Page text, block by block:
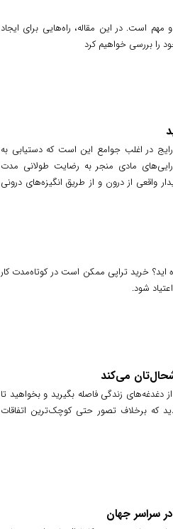
است. در این مقاله، راه‌هایی برای ایجاد
را بررسی خواهیم کرد
در اغلب جوامع این است که دستیابی به
مادی منجر به رضایت طولانی مدت
واقعی از درون و از طریق انگیزه‌های درونی
اید؟ خرید تراپی ممکن است در کوتاه‌مدت کار
شود.
می‌کند
زندگی فاصله بگیرید و بخواهید تا
که برخلاف تصور حتی کوچک‌ترین اتفاقات